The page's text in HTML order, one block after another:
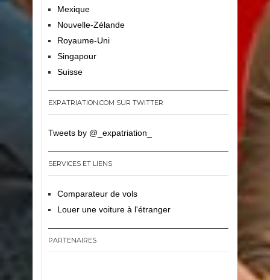
Mexique
Nouvelle-Zélande
Royaume-Uni
Singapour
Suisse
EXPATRIATION.COM SUR TWITTER
Tweets by @_expatriation_
SERVICES ET LIENS
Comparateur de vols
Louer une voiture à l'étranger
PARTENAIRES